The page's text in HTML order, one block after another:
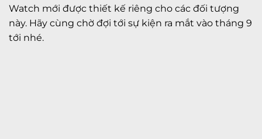
Watch mới được thiết kế riêng cho các đối tượng
này. Hãy cùng chờ đợi tới sự kiện ra mắt vào tháng 9
tới nhé.